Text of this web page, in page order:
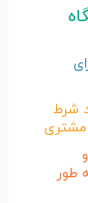
شرط
مشتری
طور